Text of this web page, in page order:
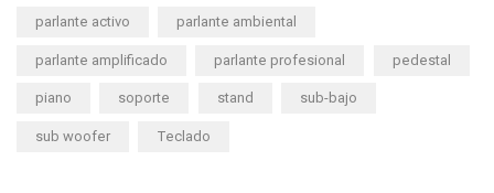
parlante activo parlante ambiental
parlante amplificado parlante profesional pedestal
piano soporte stand sub-bajo
sub woofer Teclado